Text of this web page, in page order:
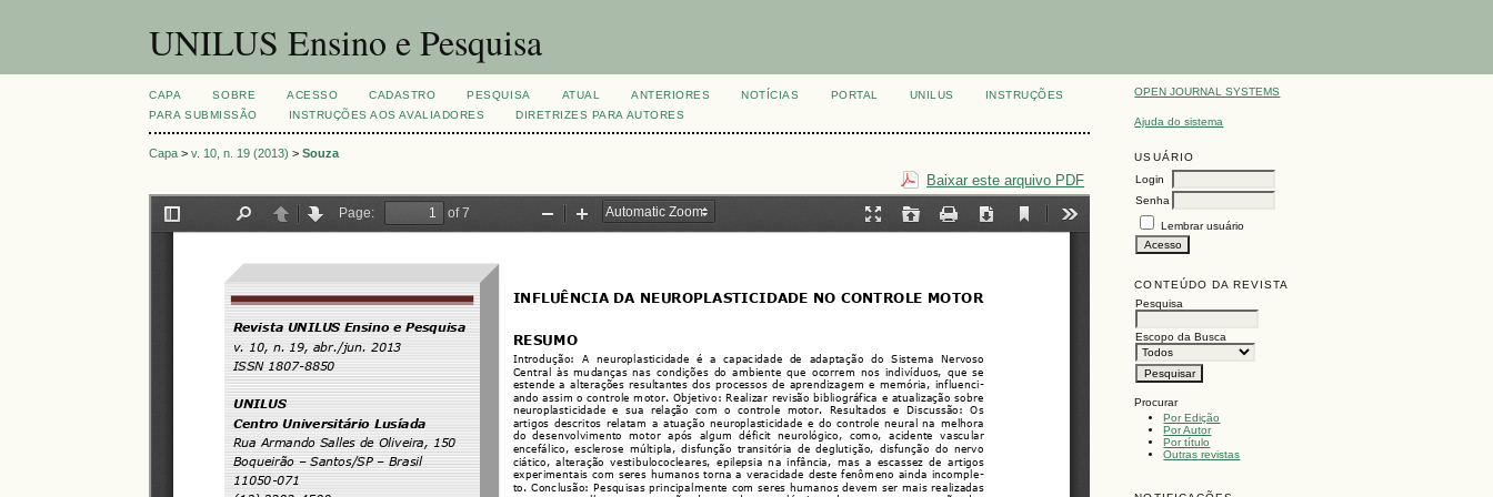
UNILUS Ensino e Pesquisa
OPEN JOURNAL SYSTEMS
Ajuda do sistema
USUÁRIO
Login
Senha
Lembrar usuário
CONTEÚDO DA REVISTA
Pesquisa
Escopo da Busca
Procurar
Por Edição
Por Autor
Por título
Outras revistas
CAPA SOBRE ACESSO CADASTRO PESQUISA ATUAL ANTERIORES NOTÍCIAS PORTAL UNILUS
INSTRUÇÕES
PARA SUBMISSÃO
INSTRUÇÕES AOS AVALIADORES DIRETRIZES PARA AUTORES
Capa >v. 10, n. 19 (2013) >Souza
Baixar este arquivo PDF